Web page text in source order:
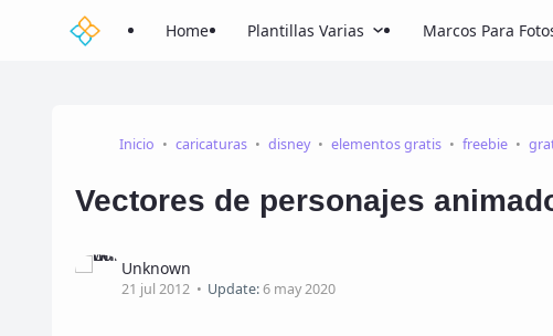
Home Plantillas Varias Marcos Para
Inicio caricaturas disney elementos gratis freebie
Vectores de personajes
Unknown
21 jul 2012 Update:6 may 2020